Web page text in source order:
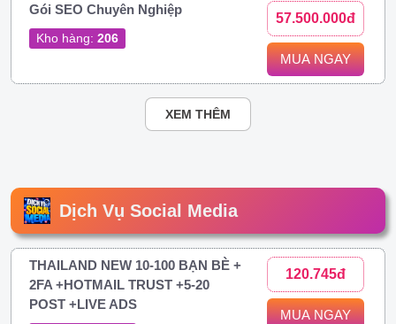
Gói SEO Chuyên Nghiệp
Kho hàng: 206
57.500.000đ
MUA NGAY
XEM THÊM
Dịch Vụ Social Media
THAILAND NEW 10-100 BẠN BÈ +
2FA +HOTMAIL TRUST +5-20
POST +LIVE ADS
120.745đ
MUA NGAY